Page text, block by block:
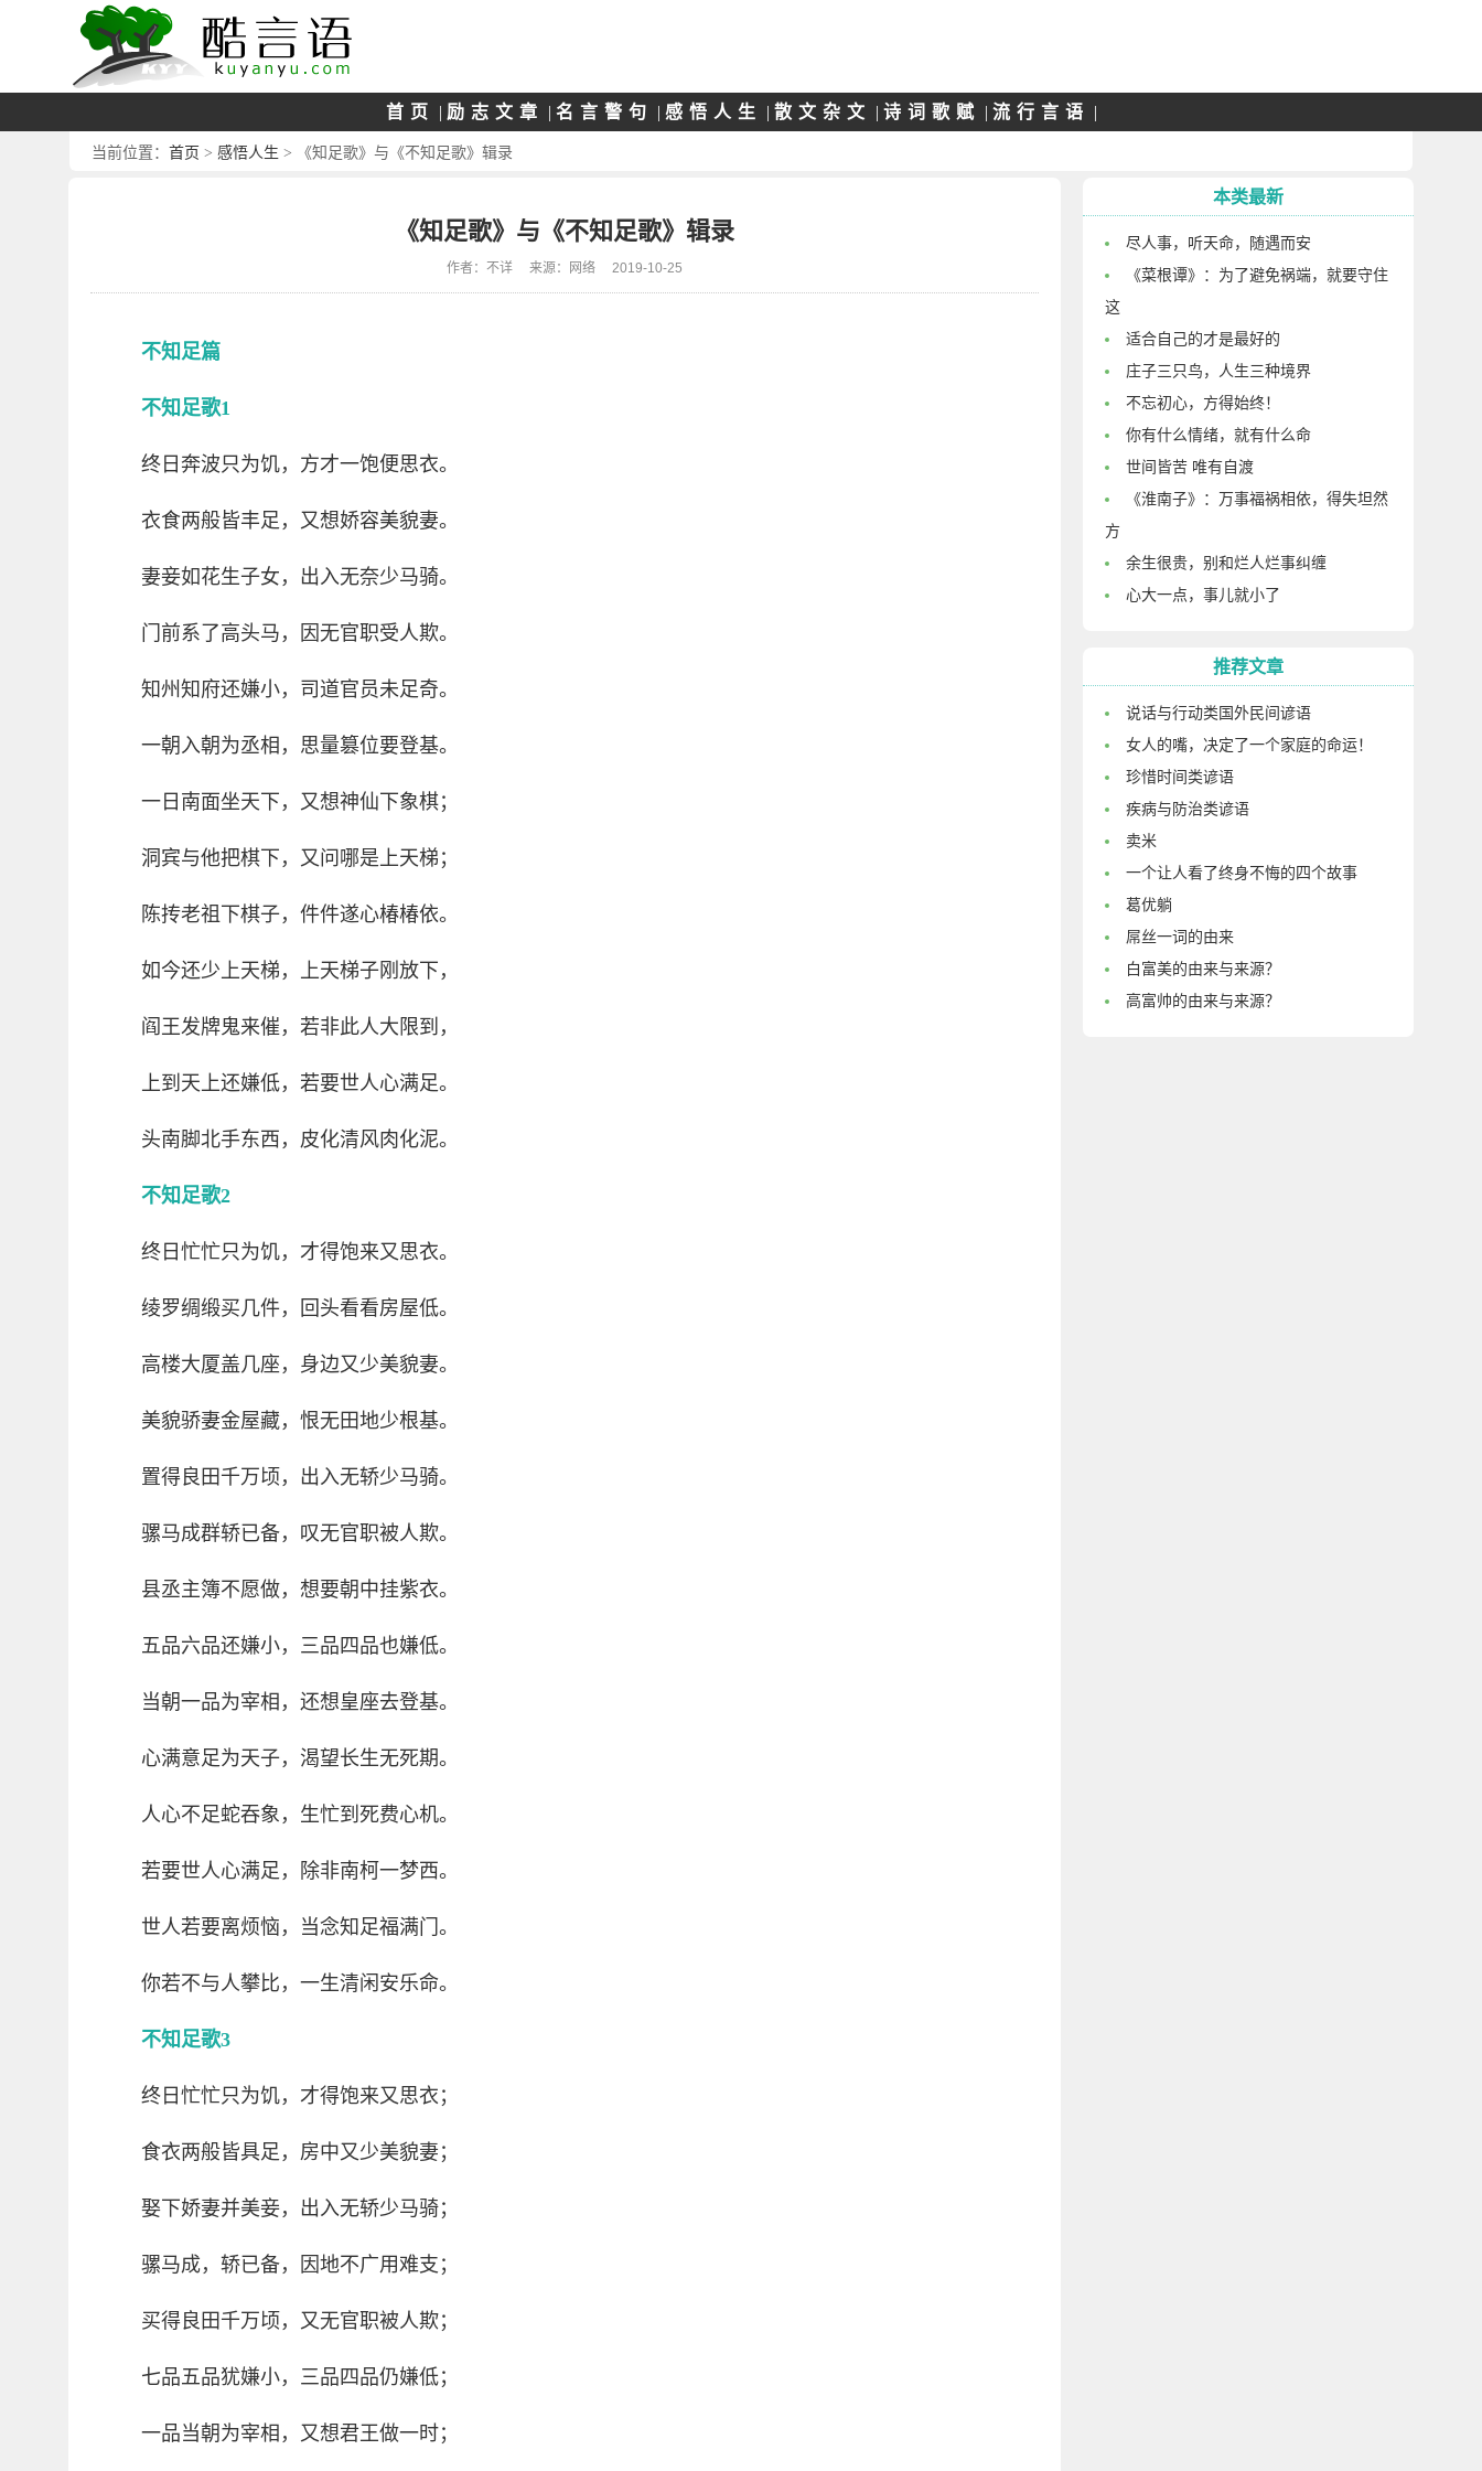
首页 | 励志文章 | 名言警句 | 感悟人生 | 散文杂文 | 诗词歌赋 | 流行言语 |
当前位置： 首页 > 感悟人生 > 《知足歌》与《不知足歌》辑录
《知足歌》与《不知足歌》辑录
作者：不详 来源：网络 2019-10-25
不知足篇
不知足歌1
终日奔波只为饥，方才一饱便思衣。
衣食两般皆丰足，又想娇容美貌妻。
妻妾如花生子女，出入无奈少马骑。
门前系了高头马，因无官职受人欺。
知州知府还嫌小，司道官员未足奇。
一朝入朝为丞相，思量篡位要登基。
一日南面坐天下，又想神仙下象棋；
洞宾与他把棋下，又问哪是上天梯；
陈抟老祖下棋子，件件遂心椿椿依。
如今还少上天梯，上天梯子刚放下，
阎王发牌鬼来催，若非此人大限到，
上到天上还嫌低，若要世人心满足。
头南脚北手东西，皮化清风肉化泥。
不知足歌2
终日忙忙只为饥，才得饱来又思衣。
绫罗绸缎买几件，回头看看房屋低。
高楼大厦盖几座，身边又少美貌妻。
美貌骄妻金屋藏，恨无田地少根基。
置得良田千万顷，出入无轿少马骑。
骡马成群轿已备，叹无官职被人欺。
县丞主簿不愿做，想要朝中挂紫衣。
五品六品还嫌小，三品四品也嫌低。
当朝一品为宰相，还想皇座去登基。
心满意足为天子，渴望长生无死期。
人心不足蛇吞象，生忙到死费心机。
若要世人心满足，除非南柯一梦西。
世人若要离烦恼，当念知足福满门。
你若不与人攀比，一生清闲安乐命。
不知足歌3
终日忙忙只为饥，才得饱来又思衣；
食衣两般皆具足，房中又少美貌妻；
娶下娇妻并美妾，出入无轿少马骑；
骡马成，轿已备，因地不广用难支；
买得良田千万顷，又无官职被人欺；
七品五品犹嫌小，三品四品仍嫌低；
一品当朝为宰相，又想君王做一时；
本类最新
尽人事，听天命，随遇而安
《菜根谭》：为了避免祸端，就要守住
这
适合自己的才是最好的
庄子三只鸟，人生三种境界
不忘初心，方得始终！
你有什么情绪，就有什么命
世间皆苦 唯有自渡
《淮南子》：万事福祸相依，得失坦然
方
余生很贵，别和烂人烂事纠缠
心大一点，事儿就小了
推荐文章
说话与行动类国外民间谚语
女人的嘴，决定了一个家庭的命运！
珍惜时间类谚语
疾病与防治类谚语
卖米
一个让人看了终身不悔的四个故事
葛优躺
屌丝一词的由来
白富美的由来与来源？
高富帅的由来与来源？